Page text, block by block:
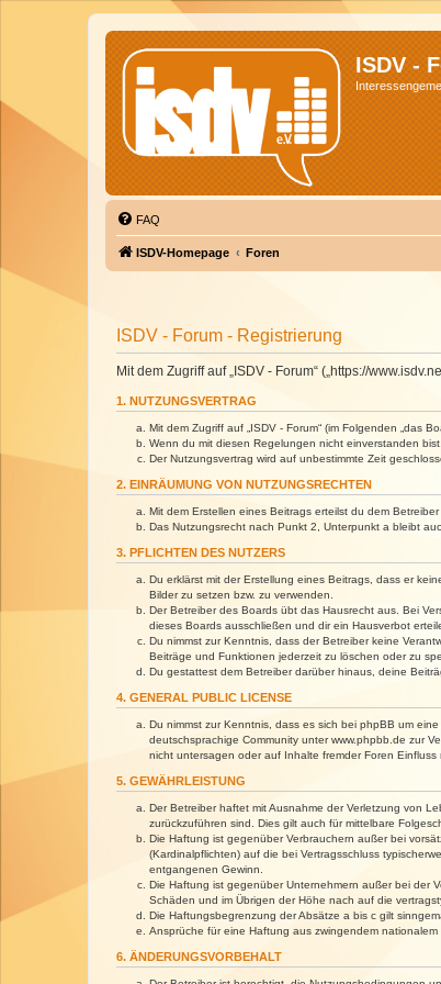
ISDV -
FAQ
ISDV-Homepage Foren
ISDV - Forum - Registrierung
Mit dem Zugriff auf „ISDV - Forum“ („https://
1. NUTZUNGSVERTRAG
Mit dem Zugriff auf „ISDV - Forum“ (im Folgenden „das
Wenn du mit diesen Regelungen nicht einverstanden
Der Nutzungsvertrag wird auf unbestimmte Zeit
2. EINRÄUMUNG VON NUTZUNGSRECHTEN
Mit dem Erstellen eines Beitrags erteilst du dem
Das Nutzungsrecht nach Punkt 2, Unterpunkt a bleibt
3. PFLICHTEN DES NUTZERS
Du erklärst mit der Erstellung eines Beitrags, dass er
Bilder zu setzen bzw. zu verwenden.
Der Betreiber des Boards übt das Hausrecht aus. Bei
dieses Boards ausschließen und dir ein Hausverbot
Du nimmst zur Kenntnis, dass der Betreiber keine
Beiträge und Funktionen jederzeit zu löschen oder zu
Du gestattest dem Betreiber darüber hinaus, deine
4. GENERAL PUBLIC LICENSE
Du nimmst zur Kenntnis, dass es sich bei phpBB um eine
deutschsprachige Community unter www.phpbb.de zur
nicht untersagen oder auf Inhalte fremder Foren Einfluss
5. GEWÄHRLEISTUNG
Der Betreiber haftet mit Ausnahme der Verletzung von
zurückzuführen sind. Dies gilt auch für mittelbare
Die Haftung ist gegenüber Verbrauchern außer bei
(Kardinalpflichten) auf die bei Vertragsschluss
entgangenen Gewinn.
Die Haftung ist gegenüber Unternehmern außer bei der
Schäden und im Übrigen der Höhe nach auf die
Die Haftungsbegrenzung der Absätze a bis c gilt
Ansprüche für eine Haftung aus zwingendem nationalem
6. ÄNDERUNGSVORBEHALT